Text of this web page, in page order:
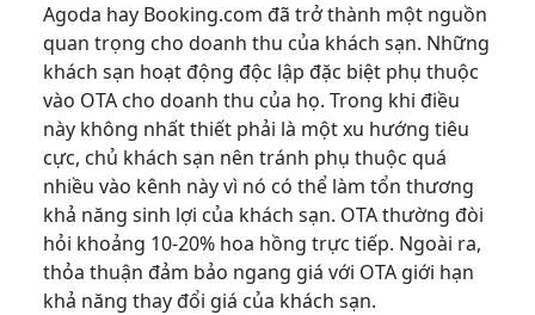
Agoda hay Booking.com đã trở thành một nguồn
quan trọng cho doanh thu của khách sạn. Những
khách sạn hoạt động độc lập đặc biệt phụ thuộc
vào OTA cho doanh thu của họ. Trong khi điều
này không nhất thiết phải là một xu hướng tiêu
cực, chủ khách sạn nên tránh phụ thuộc quá
nhiều vào kênh này vì nó có thể làm tổn thương
khả năng sinh lợi của khách sạn. OTA thường đòi
hỏi khoảng 10-20% hoa hồng trực tiếp. Ngoài ra,
thỏa thuận đảm bảo ngang giá với OTA giới hạn
khả năng thay đổi giá của khách sạn.